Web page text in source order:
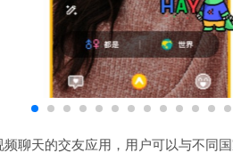
频聊天的交友应用，用户可以与不同